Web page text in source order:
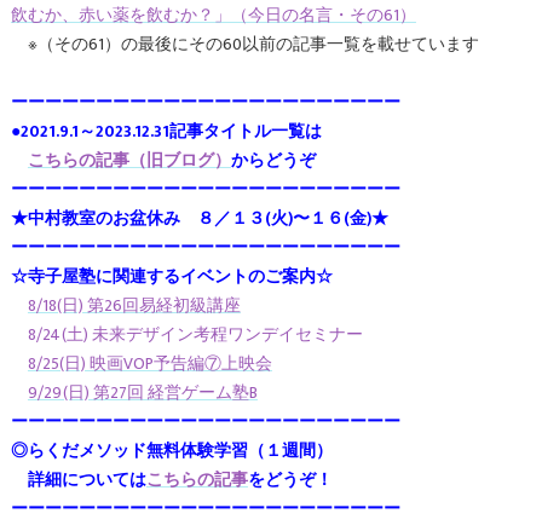
飲むか、赤い薬を飲むか？」（今日の名言・その61）
※（その61）の最後にその60以前の記事一覧を載せています
ーーーーーーーーーーーーーーーーーーーーーーー
●2021.9.1～2023.12.31記事タイトル一覧は
こちらの記事（旧ブログ）からどうぞ
ーーーーーーーーーーーーーーーーーーーーーーー
★中村教室のお盆休み ８／１３(火)〜１６(金)★
ーーーーーーーーーーーーーーーーーーーーーーー
☆寺子屋塾に関連するイベントのご案内☆
8/18(日) 第26回易経初級講座
8/24(土) 未来デザイン考程ワンデイセミナー
8/25(日) 映画VOP予告編⑦上映会
9/29(日) 第27回 経営ゲーム塾B
ーーーーーーーーーーーーーーーーーーーーーーー
◎らくだメソッド無料体験学習（１週間）
詳細についてはこちらの記事をどうぞ！
ーーーーーーーーーーーーーーーーーーーーーーー